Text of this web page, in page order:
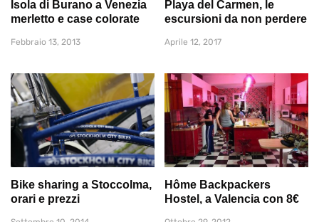
Isola di Burano a Venezia
merletto e case colorate
Febbraio 13, 2013
Playa del Carmen, le
escursioni da non perdere
Aprile 12, 2017
Bike sharing a Stoccolma,
orari e prezzi
Hôme Backpackers
Hostel, a Valencia con 8€